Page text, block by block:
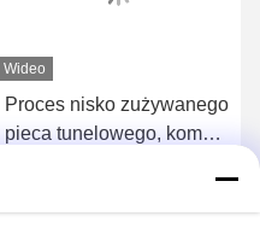
Wideo
Proces nisko zużywanego
pieca tunelowego, komora
Rozmawiaj Teraz.